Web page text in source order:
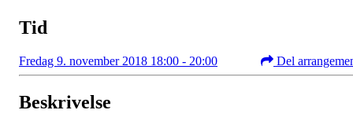
Tid
Fredag 9. november 2018 18:00 - 20:00 Del
Beskrivelse